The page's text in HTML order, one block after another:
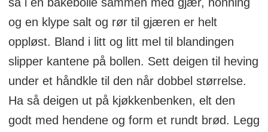
og en klype salt og rør til gjæren er helt
oppløst. Bland i litt og litt mel til blandingen
slipper kantene på bollen. Sett deigen til heving
under et håndkle til den når dobbel størrelse.
Ha så deigen ut på kjøkkenbenken, elt den
godt med hendene og form et rundt brød. Legg